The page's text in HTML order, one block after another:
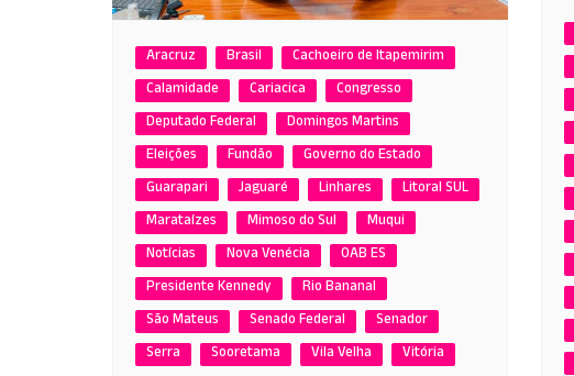
Aracruz Brasil
Cachoeiro de Itapemirim
Calamidade
Cariacica
Congresso
Deputado Federal
Domingos Martins
Eleições
Fundão
Governo do Estado
Guarapari
Jaguaré Linhares
Litoral SUL
Marataízes
Mimoso do Sul
Muqui
Notícias
Nova Venécia
OAB ES
Presidente Kennedy
Rio Bananal
São Mateus
Senado Federal
Senador
Serra
Sooretama Vila Velha Vitória